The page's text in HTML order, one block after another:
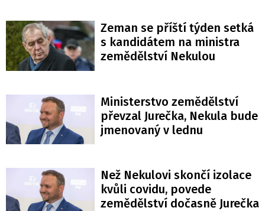
Zeman se příští týden setká
s kandidátem na ministra
zemědělství Nekulou
Ministerstvo zemědělství
převzal Jurečka, Nekula bude
jmenovaný v lednu
Než Nekulovi skončí izolace
kvůli covidu, povede
zemědělství dočasně Jurečka